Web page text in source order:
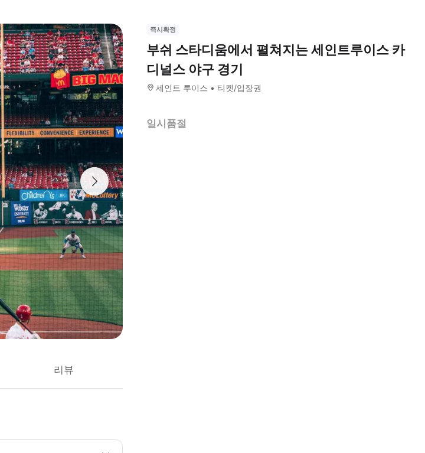
리뷰
즉시확정
부쉬 스타디움에서 펼쳐지는 세인트루이스 카
디널스 야구 경기
세인트 루이스 티켓/입장권
일시품절